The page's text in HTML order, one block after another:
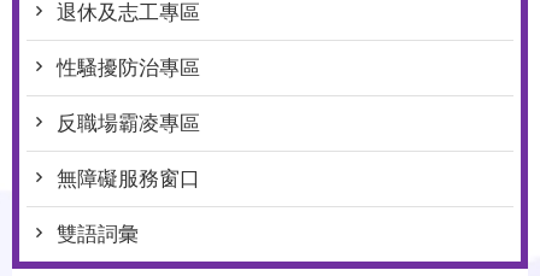
退休及志工專區
性騷擾防治專區
反職場霸凌專區
無障礙服務窗口
雙語詞彙